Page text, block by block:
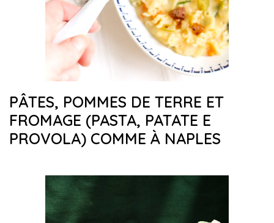
PÂTES, POMMES DE TERRE ET
FROMAGE (PASTA, PATATE E
PROVOLA) COMME À NAPLES